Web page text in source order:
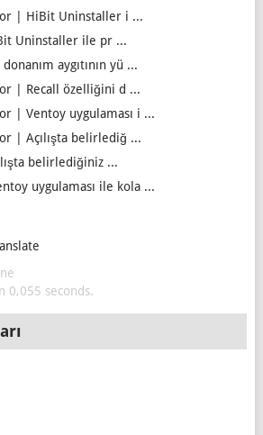
| HiBit Uninstaller i ...
Uninstaller ile pr ...
aygıtının yü ...
| Recall özelliğini d ...
| Ventoy uygulaması i ...
| Açılışta belirlediğ ...
belirlediğiniz ...
uygulaması ile kola ...
0,055 seconds.